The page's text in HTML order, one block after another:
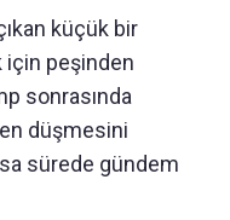
küçük bir
peşinden
sonrasında
düşmesini
sürede gündem